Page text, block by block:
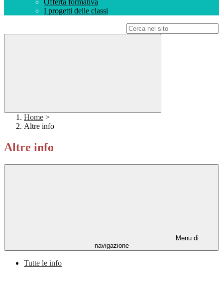
Offerta formativa
I progetti delle classi
Home >
Altre info
Altre info
Menu di
navigazione
Tutte le info